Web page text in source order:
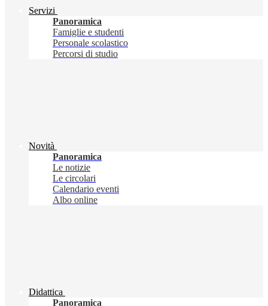
Servizi
Panoramica
Famiglie e studenti
Personale scolastico
Percorsi di studio
Novità
Panoramica
Le notizie
Le circolari
Calendario eventi
Albo online
Didattica
Panoramica